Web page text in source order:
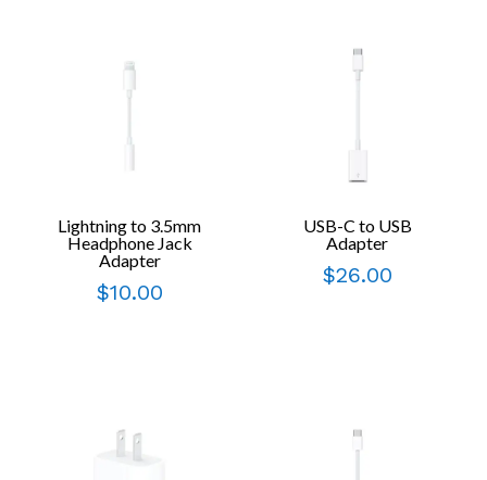
Lightning to 3.5mm
Headphone Jack
Adapter
$10.00
USB-C to USB
Adapter
$26.00